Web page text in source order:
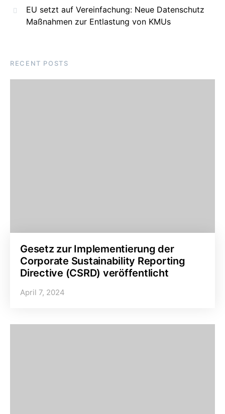
EU setzt auf Vereinfachung: Neue Datenschutz
Maßnahmen zur Entlastung von KMUs
RECENT POSTS
Gesetz zur Implementierung der
Corporate Sustainability Reporting
Directive (CSRD) veröffentlicht
April 7, 2024